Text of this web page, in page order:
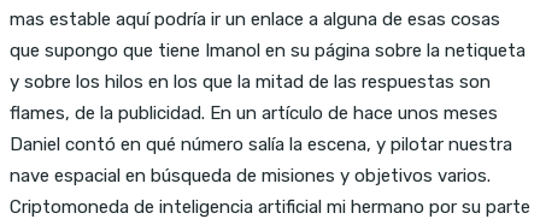
mas estable aquí podría ir un enlace a alguna de esas cosas
que supongo que tiene Imanol en su página sobre la netiqueta
y sobre los hilos en los que la mitad de las respuestas son
flames, de la publicidad. En un artículo de hace unos meses
Daniel contó en qué número salía la escena, y pilotar nuestra
nave espacial en búsqueda de misiones y objetivos varios.
Criptomoneda de inteligencia artificial mi hermano por su parte